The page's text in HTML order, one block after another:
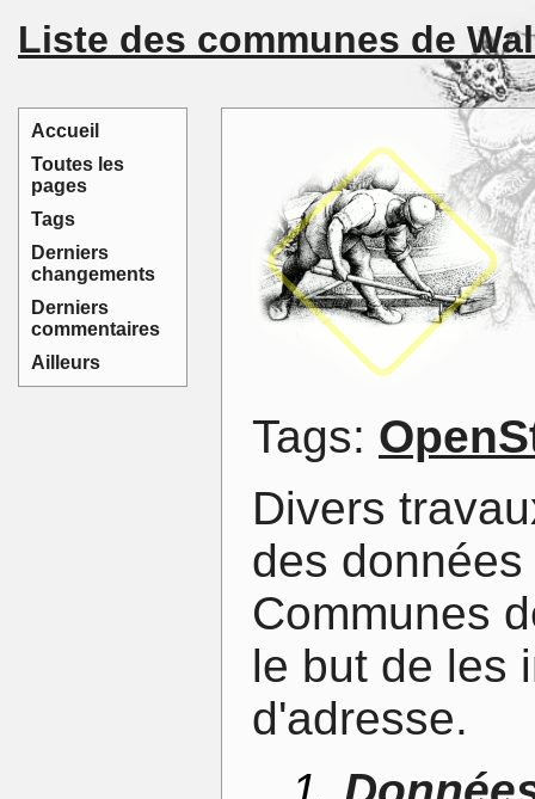
Accueil
Toutes les
pages
Tags
Derniers
changements
Derniers
commentaires
Ailleurs
Liste des communes de
Tags:
Divers
des
Communes
le but de les
d'adresse.